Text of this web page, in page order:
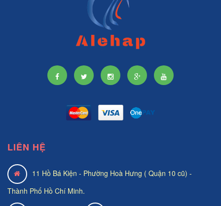
LIÊN HỆ
11 Hồ Bá Kiện - Phường Hoà Hưng ( Quận 10 cũ) -
Thành Phố Hồ Chí Minh.